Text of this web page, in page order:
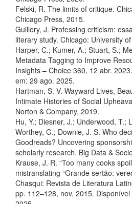
Felski, R. The limits of critique.
Chicago Press, 2015.
Guillory, J. Professing criticism:
literary study. Chicago: University
Harper, C.; Kumer, A.; Stuart, S.;
Metadata Tagging to Improve
Insights – Choice 360, 12 abr.
em: 29 ago. 2025.
Hartman, S. V. Wayward Lives,
Intimate Histories of Social
Norton & Company, 2019.
Hu, Y.; Diesner, J.; Underwood, T.;
Worthey, G.; Downie, J. S. Who
Goodreads? Uncovering
scholarly research. Big Data &
Krause, J. R. “Too many cooks
mistranslating “Grande sertão:
Chasqui: Revista de Literatura
pp. 112–128, nov. 2015. Disponível